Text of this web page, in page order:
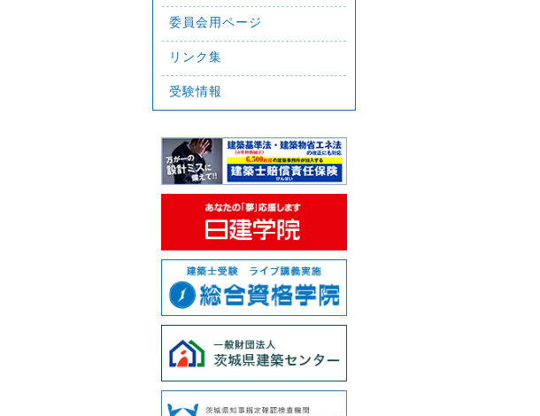
委員会用ページ
リンク集
受験情報